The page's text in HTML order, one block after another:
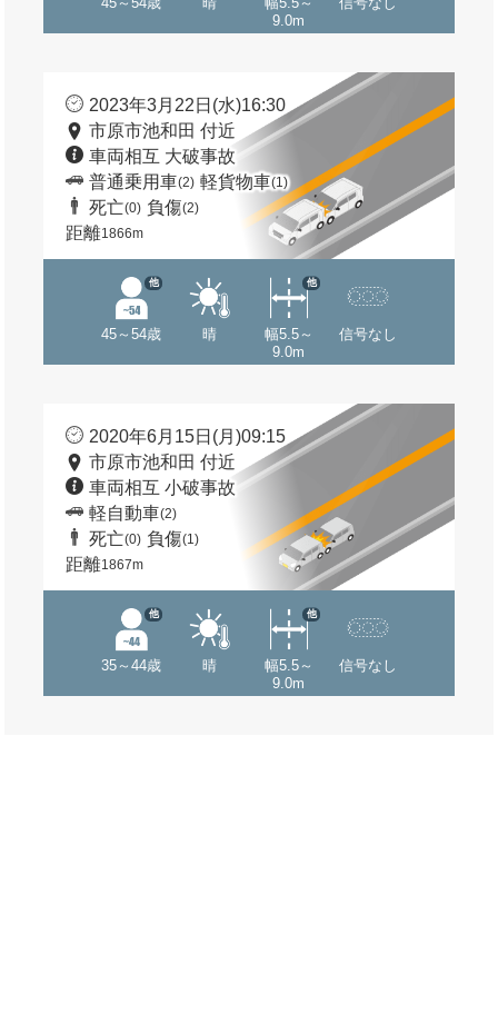
9.0m
2023年3月22日(水)16:30
市原市池和田 付近
車両相互 大破事故
普通乗用車(2) 軽貨物車(1)
死亡(0) 負傷(2)
距離1866m
45～54歳
他
晴
幅5.5～
9.0m
他
信号なし
2020年6月15日(月)09:15
市原市池和田 付近
車両相互 小破事故
軽自動車(2)
死亡(0) 負傷(1)
距離1867m
35～44歳
他
晴
幅5.5～
9.0m
他
信号なし